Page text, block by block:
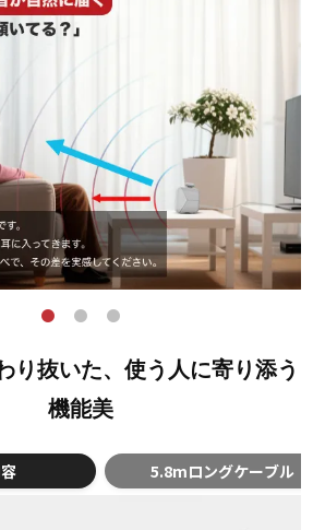
り抜いた、使う人に寄り添う
機能美
5.8mロングケーブル